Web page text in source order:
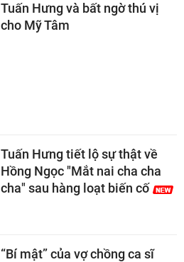
Tuấn Hưng và bất ngờ thú vị
cho Mỹ Tâm
Tuấn Hưng tiết lộ sự thật về
Hồng Ngọc "Mắt nai cha cha
cha" sau hàng loạt biến cố
“Bí mật” của vợ chồng ca sĩ